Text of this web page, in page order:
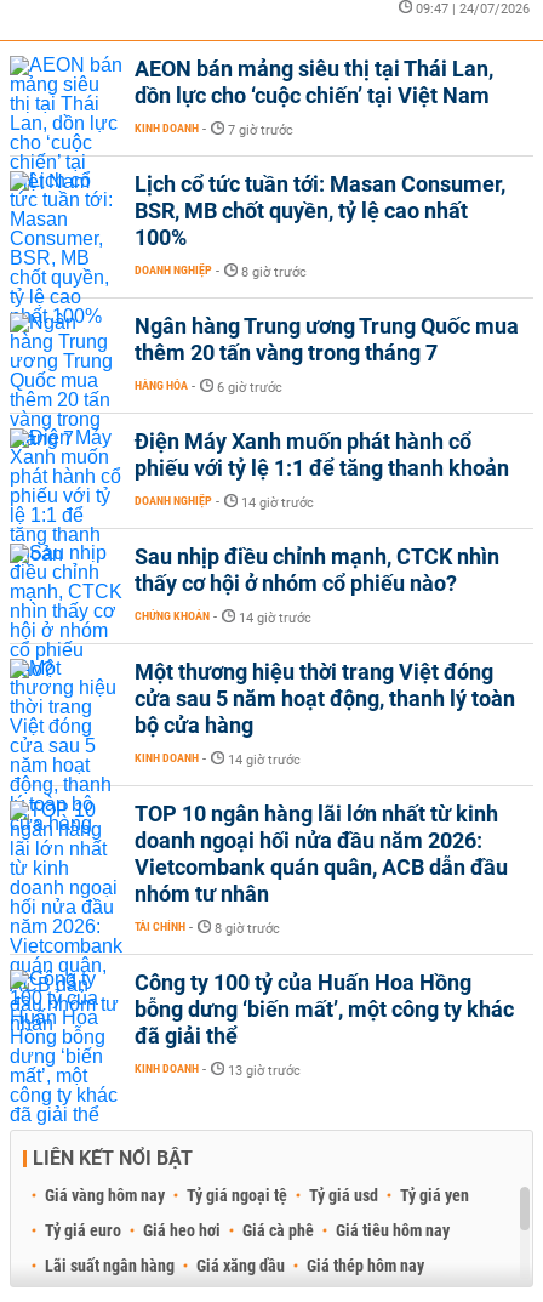
09:47 | 24/07/2026
AEON bán mảng siêu thị tại Thái Lan,
dồn lực cho ‘cuộc chiến’ tại Việt Nam
KINH DOANH - 7 giờ trước
Lịch cổ tức tuần tới: Masan Consumer,
BSR, MB chốt quyền, tỷ lệ cao nhất
100%
DOANH NGHIỆP - 8 giờ trước
Ngân hàng Trung ương Trung Quốc mua
thêm 20 tấn vàng trong tháng 7
HÀNG HÓA - 6 giờ trước
Điện Máy Xanh muốn phát hành cổ
phiếu với tỷ lệ 1:1 để tăng thanh khoản
DOANH NGHIỆP - 14 giờ trước
Sau nhịp điều chỉnh mạnh, CTCK nhìn
thấy cơ hội ở nhóm cổ phiếu nào?
CHỨNG KHOÁN - 14 giờ trước
Một thương hiệu thời trang Việt đóng
cửa sau 5 năm hoạt động, thanh lý toàn
bộ cửa hàng
KINH DOANH - 14 giờ trước
TOP 10 ngân hàng lãi lớn nhất từ kinh
doanh ngoại hối nửa đầu năm 2026:
Vietcombank quán quân, ACB dẫn đầu
nhóm tư nhân
TÀI CHÍNH - 8 giờ trước
Công ty 100 tỷ của Huấn Hoa Hồng
bỗng dưng ‘biến mất’, một công ty khác
đã giải thể
KINH DOANH - 13 giờ trước
LIÊN KẾT NỔI BẬT
Giá vàng hôm nay Tỷ giá ngoại tệ Tỷ giá usd
Tỷ giá yen
Tỷ giá euro
Giá heo hơi Giá cà phê
Giá tiêu hôm nay
Lãi suất ngân hàng
Giá xăng dầu
Giá thép hôm nay